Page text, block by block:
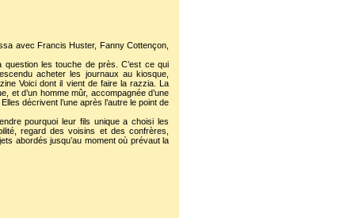
avec Francis Huster, Fanny Cottençon,
question les touche de près. C’est ce qui
acheter les journaux au kiosque,
Voici dont il vient de faire la razzia. La
et d’un homme mûr, accompagnée d’une
décrivent l’une après l’autre le point de
pourquoi leur fils unique a choisi les
regard des voisins et des confrères,
abordés jusqu’au moment où prévaut la